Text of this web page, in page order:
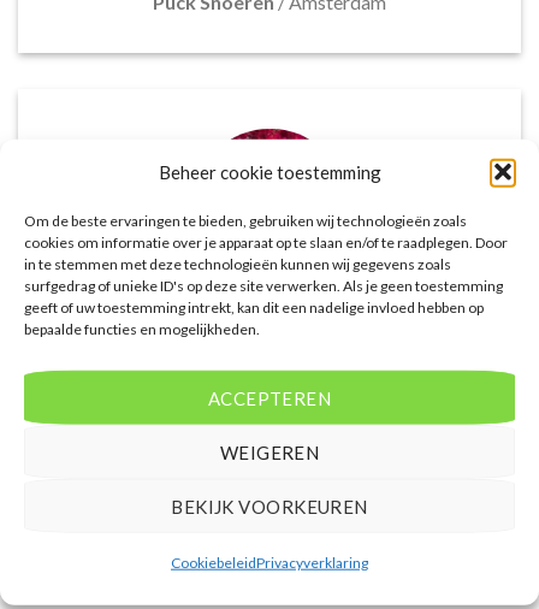
Beheer cookie toestemming
Om de beste ervaringen te bieden, gebruiken wij technologieën zoals
cookies om informatie over je apparaat op te slaan en/of te raadplegen. Door
in te stemmen met deze technologieën kunnen wij gegevens zoals
surfgedrag of unieke ID's op deze site verwerken. Als je geen toestemming
geeft of uw toestemming intrekt, kan dit een nadelige invloed hebben op
bepaalde functies en mogelijkheden.
ACCEPTEREN
WEIGEREN
BEKIJK VOORKEUREN
CookiebeleidPrivacyverklaring
Het aanbod van accommodaties op
luxe resorts tot budgetvriendelijke hotels, de site
zoekfilters maakten het eenvoudig om